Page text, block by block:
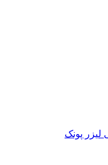
لیزر پونک